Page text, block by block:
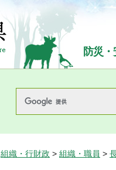
長野県Nagano Prefecture
防災
組織・行財政 > 組織・職員 >